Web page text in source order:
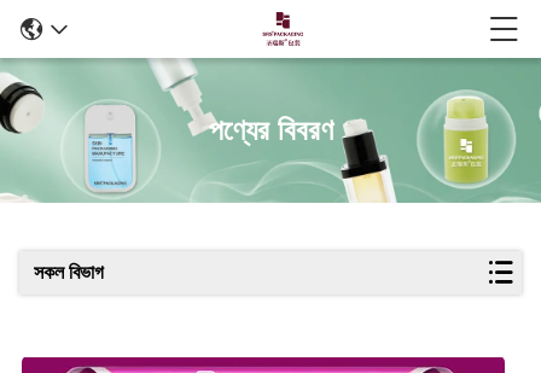
পণ্যের বিবরণ
সকল বিভাগ